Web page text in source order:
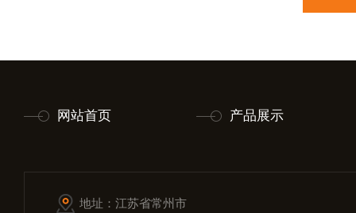
网站首页 产品展示
地址：江苏省常州市